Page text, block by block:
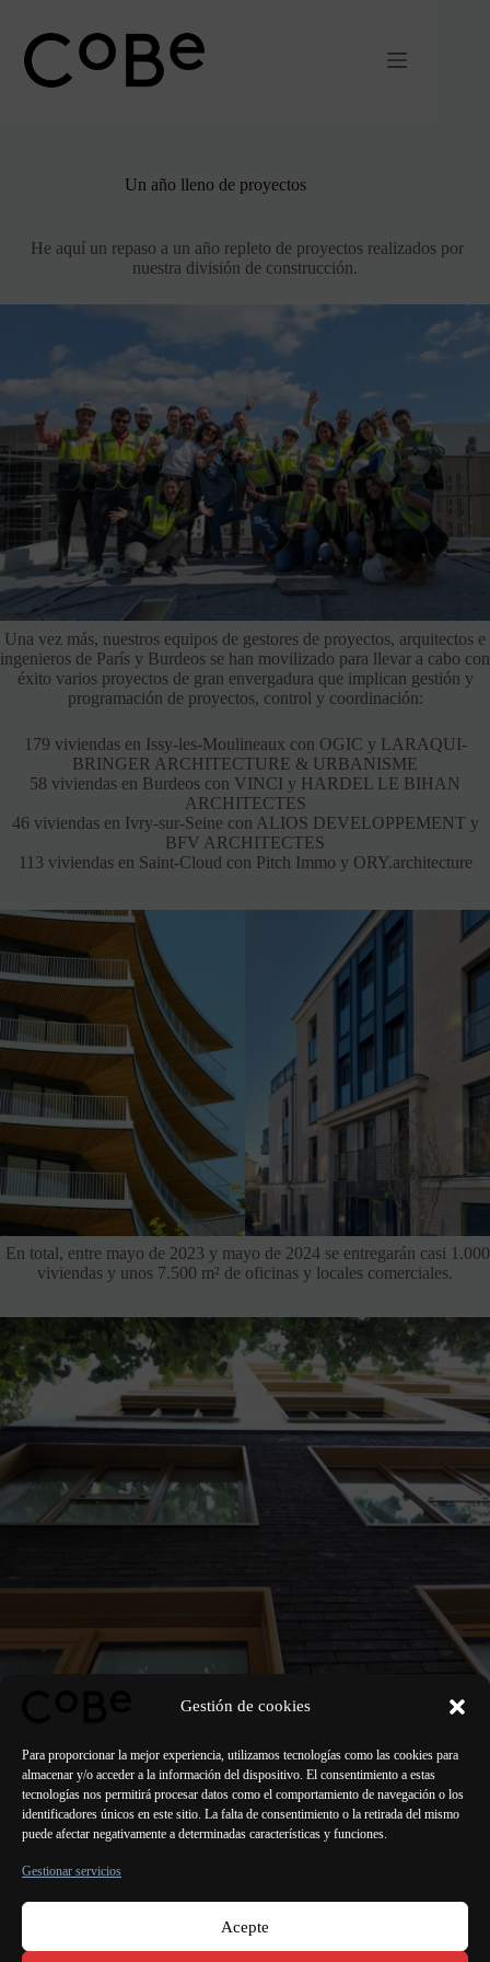
Gestión de cookies
Para proporcionar la mejor experiencia, utilizamos tecnologías como las cookies para
almacenar y/o acceder a la información del dispositivo. El consentimiento a estas
tecnologías nos permitirá procesar datos como el comportamiento de navegación o los
identificadores únicos en este sitio. La falta de consentimiento o la retirada del mismo
puede afectar negativamente a determinadas características y funciones.
Gestionar servicios
Acepte
contenido
Un año lleno de proyectos
He aquí un repaso a un año repleto de proyectos realizados por
nuestra división de construcción.
Una vez más, nuestros equipos de gestores de proyectos, arquitectos e
ingenieros de París y Burdeos se han movilizado para llevar a cabo con
éxito varios proyectos de gran envergadura que implican gestión y
programación de proyectos, control y coordinación:
179 viviendas en Issy-les-Moulineaux con OGIC y LARAQUI-
BRINGER ARCHITECTURE & URBANISME
58 viviendas en Burdeos con VINCI y HARDEL LE BIHAN
ARCHITECTES
46 viviendas en Ivry-sur-Seine con ALIOS DEVELOPPEMENT y
BFV ARCHITECTES
113 viviendas en Saint-Cloud con Pitch Immo y ORY.architecture
En total, entre mayo de 2023 y mayo de 2024 se entregarán casi 1.000
viviendas y unos 7.500 m² de oficinas y locales comerciales.
Muchas gracias a nuestros 20 contratistas principales por su
ANTERIOR SIGUIENTE